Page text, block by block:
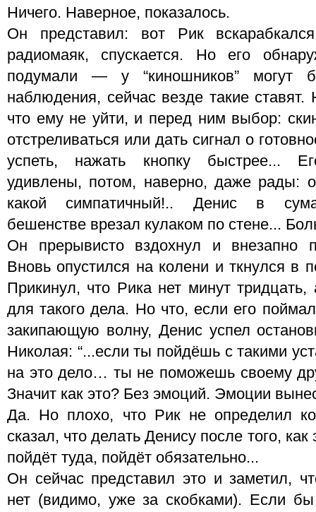
Ничего. Наверное, показалось.
Он представил: вот Рик
радиомаяк, спускается. Но его
подумали — у “киношников” могут
наблюдения, сейчас везде такие
что ему не уйти, и перед ним выбор:
отстреливаться или дать сигнал о
успеть, нажать кнопку быстрее...
удивлены, потом, наверно, даже рады:
какой симпатичный!.. Денис в
бешенстве врезал кулаком по стене...
Он прерывисто вздохнул и внезапно
Вновь опустился на колени и ткнулся в
Прикинул, что Рика нет минут
для такого дела. Но что, если его
закипающую волну, Денис успел
Николая: “...если ты пойдёшь с такими
на это дело… ты не поможешь своему
Значит как это? Без эмоций. Эмоции
Да. Но плохо, что Рик не определил
сказал, что делать Денису после того,
пойдёт туда, пойдёт обязательно...
Он сейчас представил это и заметил,
нет (видимо, уже за скобками). Если